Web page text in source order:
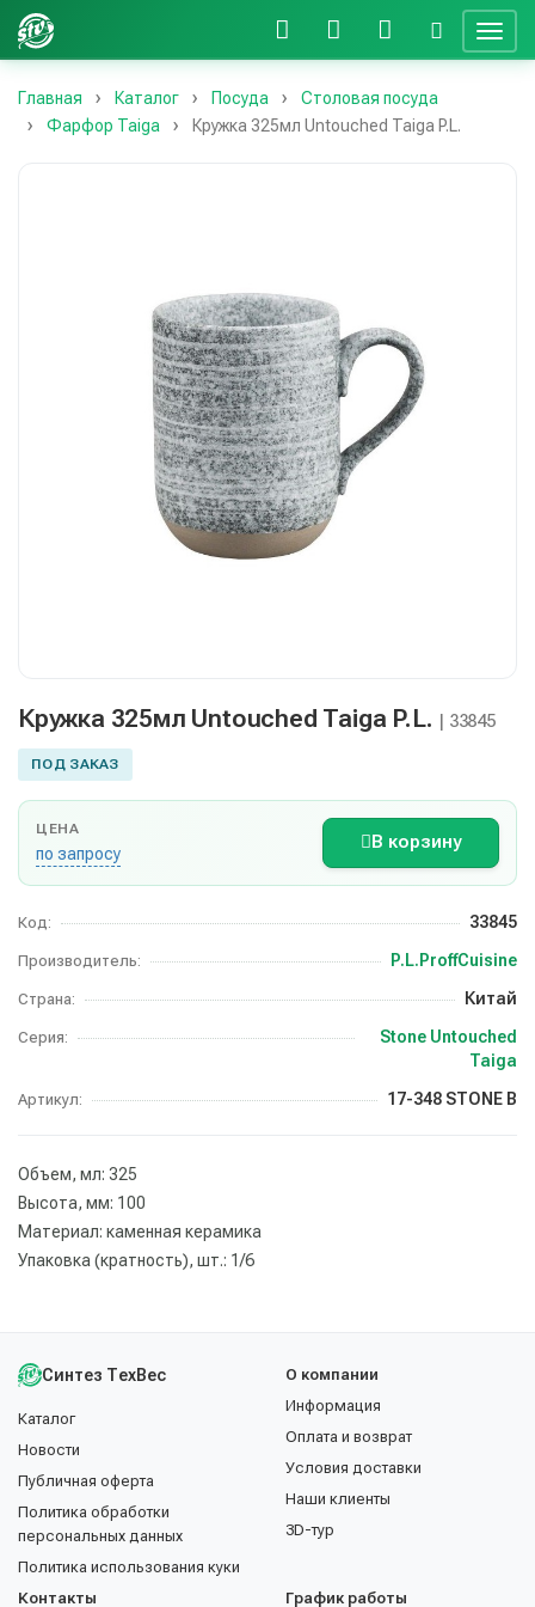
Главная Каталог Посуда
Столовая посуда
Фарфор Taiga
Кружка 325мл Untouched Taiga P.L.
Кружка 325мл Untouched Taiga P.L. | 33845
ПОД ЗАКАЗ
ЦЕНА
по запросу
В корзину
Код: 33845
Производитель: P.L.ProffCuisine
Страна: Китай
Серия:
Stone Untouched
Taiga
Артикул: 17-348 STONE B
Объем, мл: 325
Высота, мм: 100
Материал: каменная керамика
Упаковка (кратность), шт.: 1/6
Синтез ТехВес
Каталог
Новости
Публичная оферта
Политика обработки
персональных данных
Политика использования куки
О компании
Информация
Оплата и возврат
Условия доставки
Наши клиенты
3D-тур
Контакты График работы